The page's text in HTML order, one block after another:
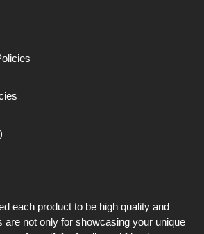
each product to be high quality and
are not only for showcasing your unique